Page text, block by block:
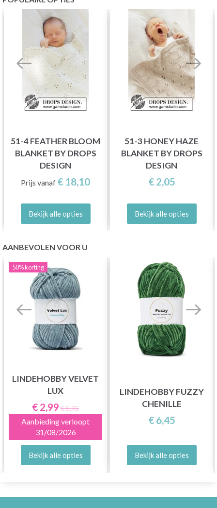
51-4 FEATHER BLOOM
BLANKET BY DROPS
DESIGN
Prijs vanaf € 18,10
Bekijk alle opties
51-3 HONEY HAZE
BLANKET BY DROPS
DESIGN
€ 2,05
Bekijk alle opties
AANBEVOLEN VOOR U
50%korting
LINDEHOBBY VELVET
LUX
€ 2,99 € 5,95
Aanbieding verloopt
31/08/2026
Bekijk alle opties
LINDEHOBBY FUZZY
CHENILLE
€ 6,45
Bekijk alle opties